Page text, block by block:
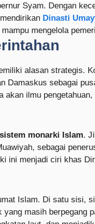
Syam. Dengan
Dinasti
mengelola
alasan strategis.
Damaskus sebagai
akan ilmu
sistem monarki Islam.
sebagai
ini menjadi ciri khas
Islam. Di satu
masih